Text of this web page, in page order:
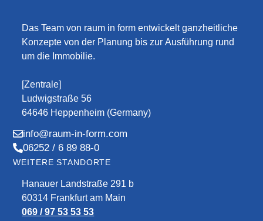
Das Team von raum in form entwickelt ganzheitliche
Konzepte von der Planung bis zur Ausführung rund
um die Immobilie.
[Zentrale]
Ludwigstraße 56
64646 Heppenheim (Germany)
info@raum-in-form.com
06252 / 6 89 88-0
WEITERE STANDORTE
Hanauer Landstraße 291 b
60314 Frankfurt am Main
069 / 97 53 53 53